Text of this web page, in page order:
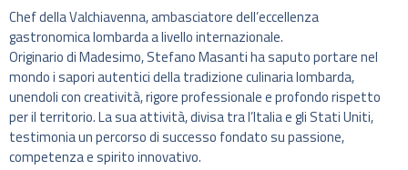
Chef della Valchiavenna, ambasciatore dell’eccellenza
gastronomica lombarda a livello internazionale.
Originario di Madesimo, Stefano Masanti ha saputo portare nel
mondo i sapori autentici della tradizione culinaria lombarda,
unendoli con creatività, rigore professionale e profondo rispetto
per il territorio. La sua attività, divisa tra l’Italia e gli Stati Uniti,
testimonia un percorso di successo fondato su passione,
competenza e spirito innovativo.